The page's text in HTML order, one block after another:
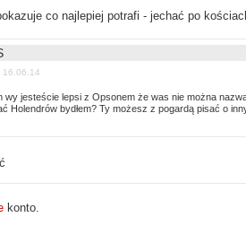
co najlepiej potrafi - jechać po
16.06.14
wy jesteście lepsi z Opsonem że was nie można
Holendrów bydłem? Ty możesz z pogardą pisać o
konto.